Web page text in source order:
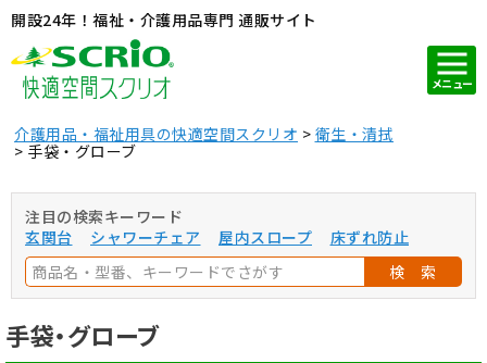
開設24年！福祉・介護用品専門 通販サイト
メニュー
介護用品・福祉用具の快適空間スクリオ
衛生・清拭
手袋・グローブ
注目の検索キーワード
玄関台
シャワーチェア 屋内スロープ
床ずれ防止
検 索
手袋・グローブ